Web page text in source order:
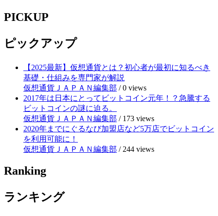
PICKUP
ピックアップ
【2025最新】仮想通貨とは？初心者が最初に知るべき
基礎・仕組みを専門家が解説
仮想通貨ＪＡＰＡＮ編集部 /0 views
2017年は日本にとってビットコイン元年！？急騰する
ビットコインの謎に迫る。
仮想通貨ＪＡＰＡＮ編集部 / 173 views
2020年までにぐるなび加盟店など5万店でビットコイン
を利用可能に！
仮想通貨ＪＡＰＡＮ編集部 / 244 views
Ranking
ランキング